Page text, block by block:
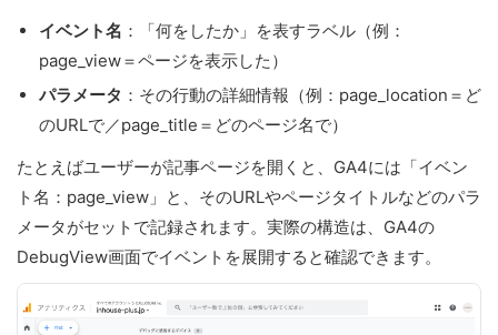
イベント名 ：「何をしたか」を表すラベル（例：
page_view＝ページを表示した）
パラメータ ：その行動の詳細情報（例：page_location＝ど
のURLで／page_title＝どのページ名で）
たとえばユーザーが記事ページを開くと、GA4には「イベン
ト名：page_view」と、そのURLやページタイトルなどのパラ
メータがセットで記録されます。実際の構造は、GA4の
DebugView画面でイベントを展開すると確認できます。